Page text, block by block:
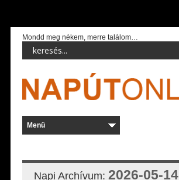
Mondd meg nékem, merre találom…
Napi Archívum: 2026-05-14